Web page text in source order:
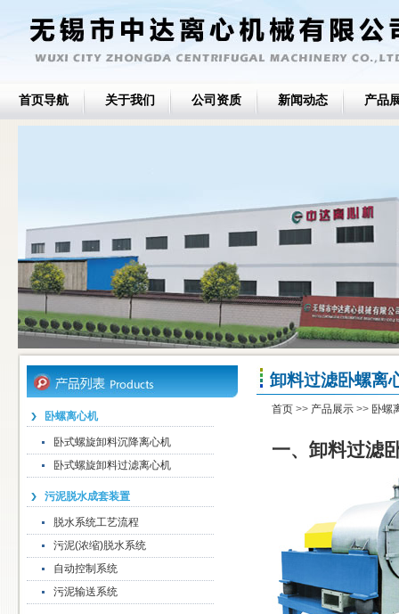
首页导航 关于我们 公司资质 新闻动态 产品
卧螺离心机
卧式螺旋卸料沉降离心机
卧式螺旋卸料过滤离心机
污泥脱水成套装置
脱水系统工艺流程
污泥(浓缩)脱水系统
自动控制系统
污泥输送系统
卸料过滤卧螺离
首页 >> 产品展示 >> 卧螺
一、卸料过滤